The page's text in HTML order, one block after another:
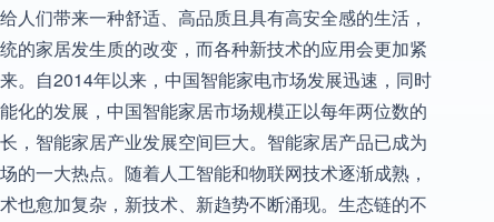
人们带来一种舒适、高品质且具有高安全感的生活，
的家居发生质的改变，而各种新技术的应用会更加紧
。自2014年以来，中国智能家电市场发展迅速，同时
化的发展，中国智能家居市场规模正以每年两位数的
，智能家居产业发展空间巨大。智能家居产品已成为
的一大热点。随着人工智能和物联网技术逐渐成熟，
也愈加复杂，新技术、新趋势不断涌现。生态链的不